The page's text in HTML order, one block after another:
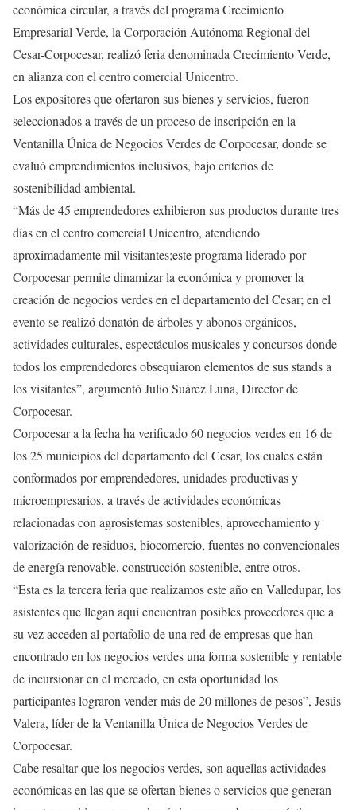
económica circular, a través del programa Crecimiento
Empresarial Verde, la Corporación Autónoma Regional del
Cesar-Corpocesar, realizó feria denominada Crecimiento Verde,
en alianza con el centro comercial Unicentro.
Los expositores que ofertaron sus bienes y servicios, fueron
seleccionados a través de un proceso de inscripción en la
Ventanilla Única de Negocios Verdes de Corpocesar, donde se
evaluó emprendimientos inclusivos, bajo criterios de
sostenibilidad ambiental.
“Más de 45 emprendedores exhibieron sus productos durante tres
días en el centro comercial Unicentro, atendiendo
aproximadamente mil visitantes;este programa liderado por
Corpocesar permite dinamizar la económica y promover la
creación de negocios verdes en el departamento del Cesar; en el
evento se realizó donatón de árboles y abonos orgánicos,
actividades culturales, espectáculos musicales y concursos donde
todos los emprendedores obsequiaron elementos de sus stands a
los visitantes”, argumentó Julio Suárez Luna, Director de
Corpocesar.
Corpocesar a la fecha ha verificado 60 negocios verdes en 16 de
los 25 municipios del departamento del Cesar, los cuales están
conformados por emprendedores, unidades productivas y
microempresarios, a través de actividades económicas
relacionadas con agrosistemas sostenibles, aprovechamiento y
valorización de residuos, biocomercio, fuentes no convencionales
de energía renovable, construcción sostenible, entre otros.
“Esta es la tercera feria que realizamos este año en Valledupar, los
asistentes que llegan aquí encuentran posibles proveedores que a
su vez acceden al portafolio de una red de empresas que han
encontrado en los negocios verdes una forma sostenible y rentable
de incursionar en el mercado, en esta oportunidad los
participantes lograron vender más de 20 millones de pesos”, Jesús
Valera, líder de la Ventanilla Única de Negocios Verdes de
Corpocesar.
Cabe resaltar que los negocios verdes, son aquellas actividades
económicas en las que se ofertan bienes o servicios que generan